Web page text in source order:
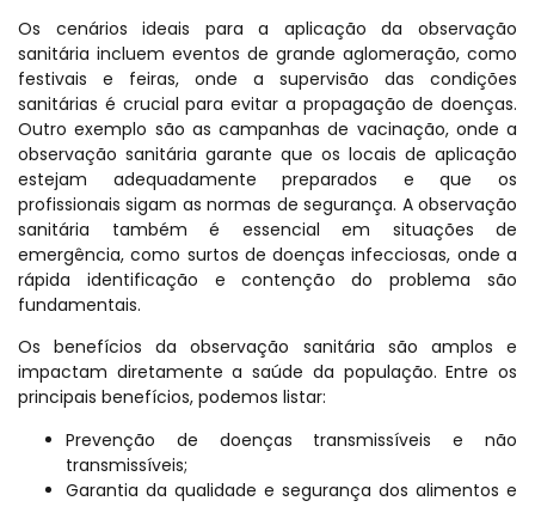
Os cenários ideais para a aplicação da observação
sanitária incluem eventos de grande aglomeração, como
festivais e feiras, onde a supervisão das condições
sanitárias é crucial para evitar a propagação de doenças.
Outro exemplo são as campanhas de vacinação, onde a
observação sanitária garante que os locais de aplicação
estejam adequadamente preparados e que os
profissionais sigam as normas de segurança. A observação
sanitária também é essencial em situações de
emergência, como surtos de doenças infecciosas, onde a
rápida identificação e contenção do problema são
fundamentais.
Os benefícios da observação sanitária são amplos e
impactam diretamente a saúde da população. Entre os
principais benefícios, podemos listar:
Prevenção de doenças transmissíveis e não
transmissíveis;
Garantia da qualidade e segurança dos alimentos e